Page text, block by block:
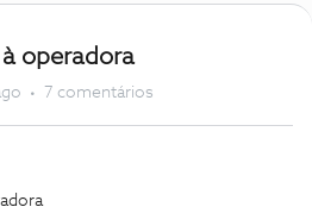
operadora
7 comentários